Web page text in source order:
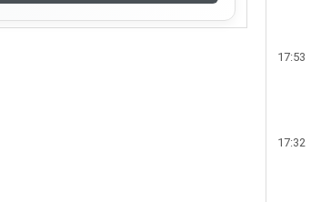
17:53
17:32